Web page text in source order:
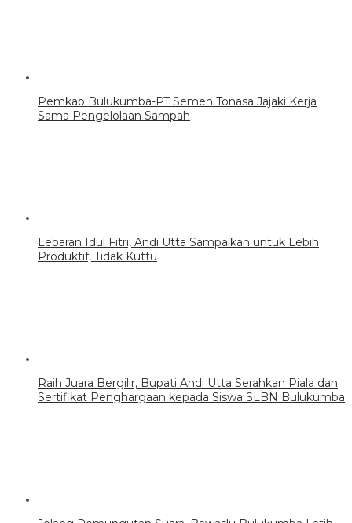
Pemkab Bulukumba-PT Semen Tonasa Jajaki Kerja
Sama Pengelolaan Sampah
Lebaran Idul Fitri, Andi Utta Sampaikan untuk Lebih
Produktif, Tidak Kuttu
Raih Juara Bergilir, Bupati Andi Utta Serahkan Piala dan
Sertifikat Penghargaan kepada Siswa SLBN Bulukumba